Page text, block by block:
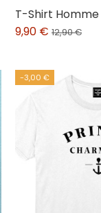
T-Shirt
9,90 € 12,90 €
-3,00 €